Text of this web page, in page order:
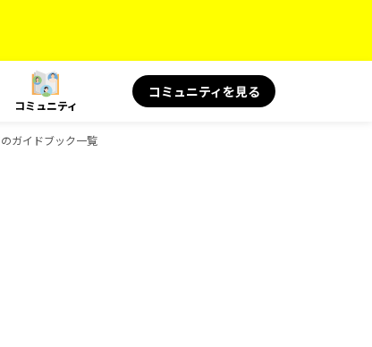
コミュニティ
コミュニティを見る
ガイドブック一覧